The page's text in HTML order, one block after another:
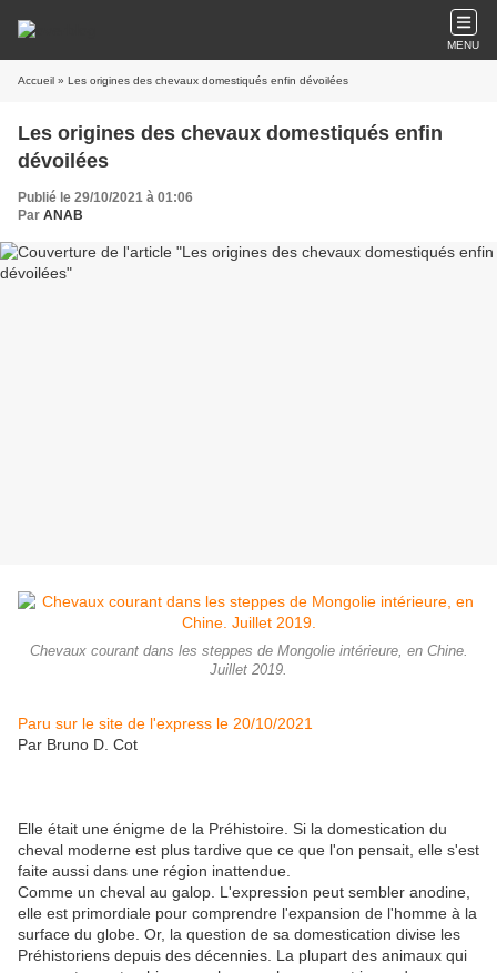
MENU
Accueil » Les origines des chevaux domestiqués enfin dévoilées
Les origines des chevaux domestiqués enfin
dévoilées
Publié le 29/10/2021 à 01:06
Par ANAB
Chevaux courant dans les steppes de Mongolie intérieure, en Chine.
Juillet 2019.
Paru sur le site de l'express le 20/10/2021
Par Bruno D. Cot
Elle était une énigme de la Préhistoire. Si la domestication du
cheval moderne est plus tardive que ce que l'on pensait, elle s'est
faite aussi dans une région inattendue.
Comme un cheval au galop. L'expression peut sembler anodine,
elle est primordiale pour comprendre l'expansion de l'homme à la
surface du globe. Or, la question de sa domestication divise les
Préhistoriens depuis des décennies. La plupart des animaux qui